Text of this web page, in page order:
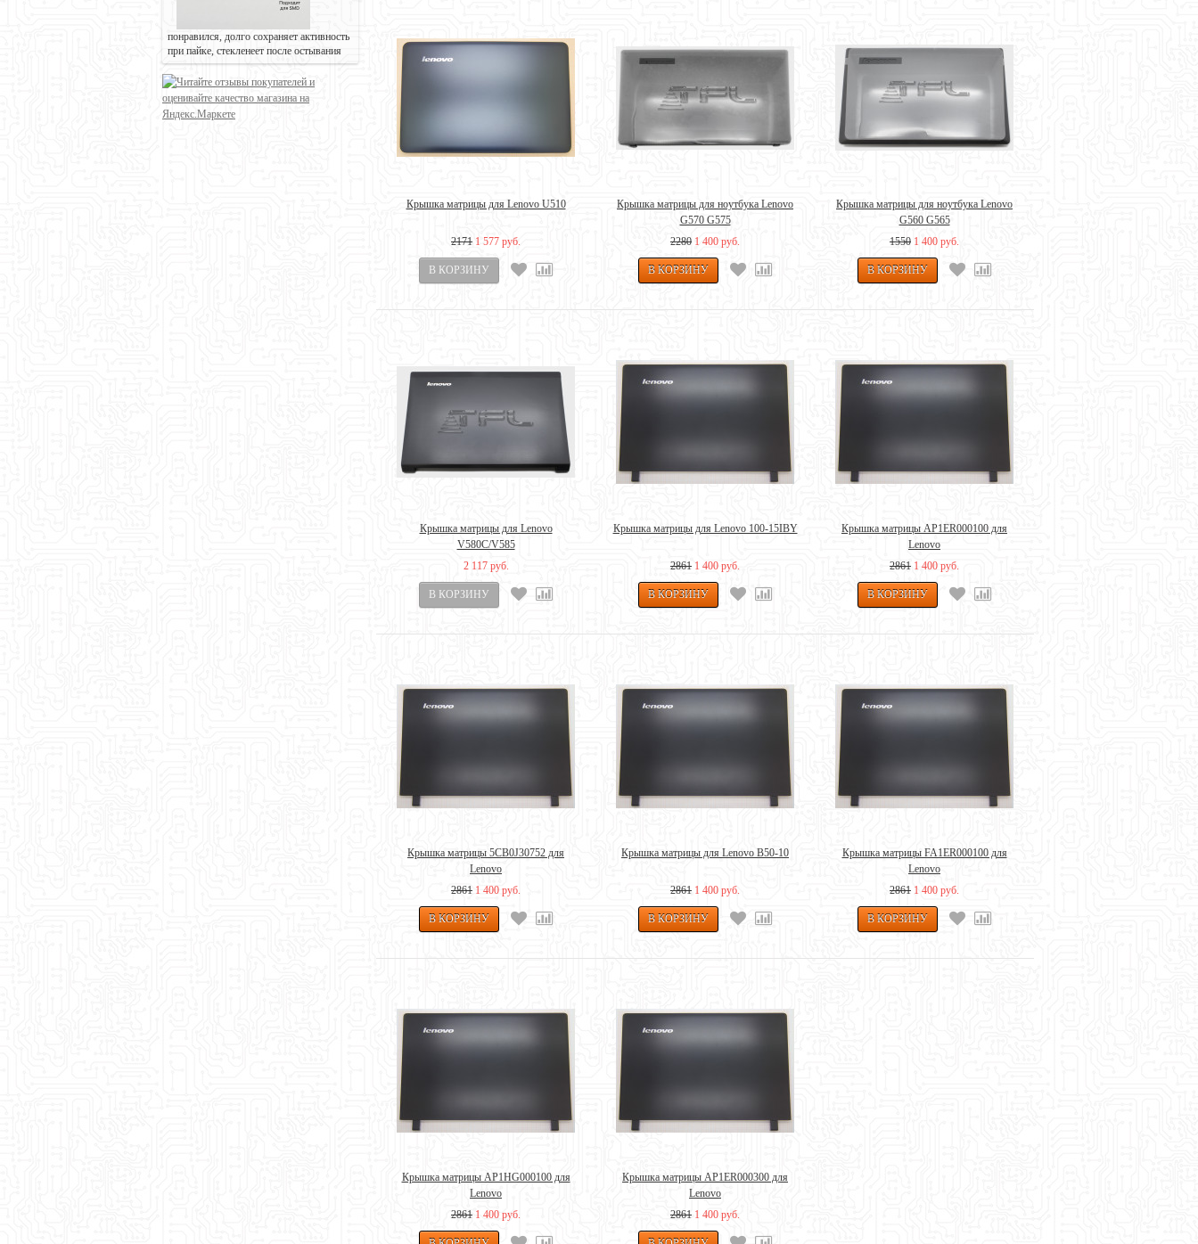
понравился, долго сохраняет активность
при пайке, стекленеет после остывания
Крышка матрицы для Lenovo U510
2171 1 577 руб.
Крышка матрицы для ноутбука Lenovo
G570 G575
2280 1 400 руб.
Крышка матрицы для ноутбука Lenovo
G560 G565
1550 1 400 руб.
Крышка матрицы для Lenovo
V580C/V585
2 117 руб.
Крышка матрицы для Lenovo 100-15IBY
2861 1 400 руб.
Крышка матрицы AP1ER000100 для
Lenovo
2861 1 400 руб.
Крышка матрицы 5CB0J30752 для
Lenovo
2861 1 400 руб.
Крышка матрицы для Lenovo B50-10
2861 1 400 руб.
Крышка матрицы FA1ER000100 для
Lenovo
2861 1 400 руб.
Крышка матрицы AP1HG000100 для
Lenovo
2861 1 400 руб.
Крышка матрицы AP1ER000300 для
Lenovo
2861 1 400 руб.